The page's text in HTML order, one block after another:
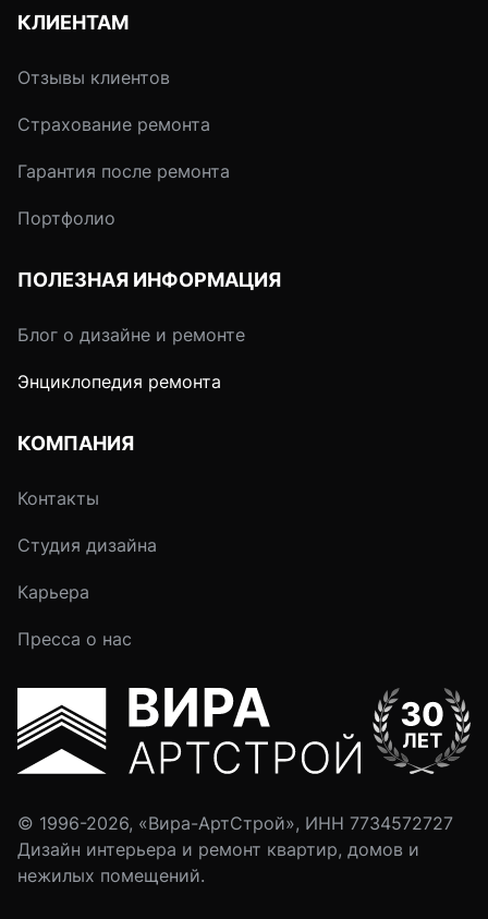
КЛИЕНТАМ
Отзывы клиентов
Страхование ремонта
Гарантия после ремонта
Портфолио
ПОЛЕЗНАЯ ИНФОРМАЦИЯ
Блог о дизайне и ремонте
Энциклопедия ремонта
КОМПАНИЯ
Контакты
Студия дизайна
Карьера
Пресса о нас
© 1996-2026, «Вира-АртСтрой», ИНН 7734572727
Дизайн интерьера и ремонт квартир, домов и
нежилых помещений.